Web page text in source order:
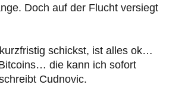
Doch auf der Flucht versiegt
schickst, ist alles ok…
die kann ich sofort
Cudnovic.